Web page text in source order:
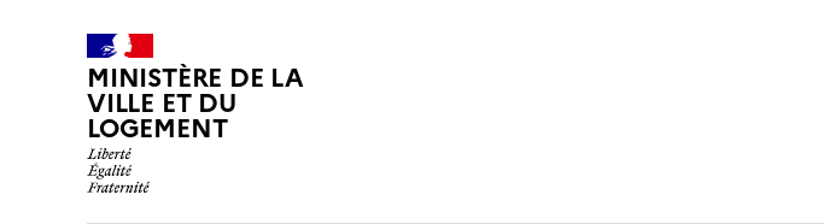
MINISTÈRE DE LA
VILLE ET DU
LOGEMENT